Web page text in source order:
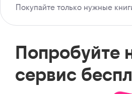
Покупайте только нужные
Попробуйте
сервис